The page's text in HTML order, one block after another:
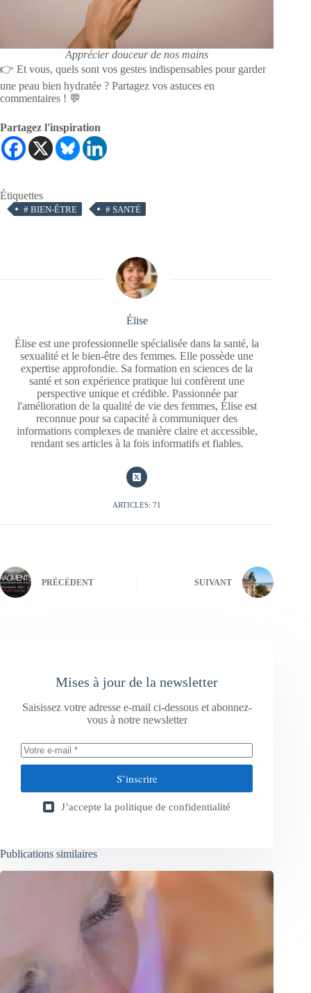
Apprécier douceur de nos mains
👉 Et vous, quels sont vos gestes indispensables pour garder
une peau bien hydratée ? Partagez vos astuces en
commentaires ! 💬
Partagez l'inspiration
Étiquettes
# BIEN-ÊTRE # SANTÉ
Élise
Élise est une professionnelle spécialisée dans la santé, la
sexualité et le bien-être des femmes. Elle possède une
expertise approfondie. Sa formation en sciences de la
santé et son expérience pratique lui confèrent une
perspective unique et crédible. Passionnée par
l'amélioration de la qualité de vie des femmes, Élise est
reconnue pour sa capacité à communiquer des
informations complexes de manière claire et accessible,
rendant ses articles à la fois informatifs et fiables.
ARTICLES: 71
PRÉCÉDENT SUIVANT
Mises à jour de la newsletter
Saisissez votre adresse e-mail ci-dessous et abonnez-
vous à notre newsletter
S’inscrire
J’accepte la politique de confidentialité
Publications similaires